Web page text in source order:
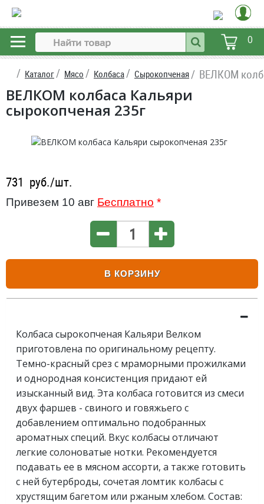
0
Каталог Мясо Колбаса Сырокопченая ВЕЛКОМ
ВЕЛКОМ колбаса Кальяри
сырокопченая 235г
731 руб./шт.
Привезем 10 авг Бесплатно *
В КОРЗИНУ
Колбаса сырокопченая Кальяри Велком
приготовлена по оригинальному рецепту.
Темно-красный срез с мраморными прожилками
и однородная консистенция придают ей
изысканный вид. Эта колбаса готовится из смеси
двух фаршев - свиного и говяжьего с
добавлением оптимально подобранных
ароматных специй. Вкус колбасы отличают
легкие солоноватые нотки. Рекомендуется
подавать ее в мясном ассорти, а также готовить
с ней бутерброды, сочетая ломтик колбасы с
хрустящим багетом или ржаным хлебом. Состав: